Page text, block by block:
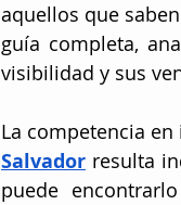
aquellos que
guía completa,
visibilidad y sus
La competencia
Salvador resulta
puede